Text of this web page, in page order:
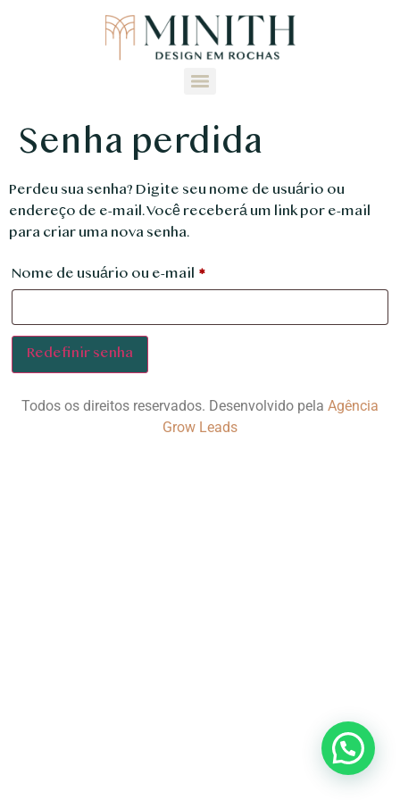
Senha perdida
Perdeu sua senha? Digite seu nome de usuário ou
endereço de e-mail. Você receberá um link por e-mail
para criar uma nova senha.
Nome de usuário ou e-mail *
Redefinir senha
Todos os direitos reservados. Desenvolvido pela Agência
Grow Leads